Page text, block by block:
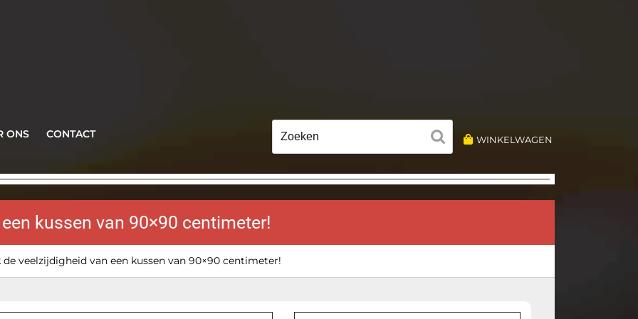
ONS CONTACT
naar:
WINKELWAGEN
kussen van 90×90 centimeter!
veelzijdigheid van een kussen van 90×90 centimeter!